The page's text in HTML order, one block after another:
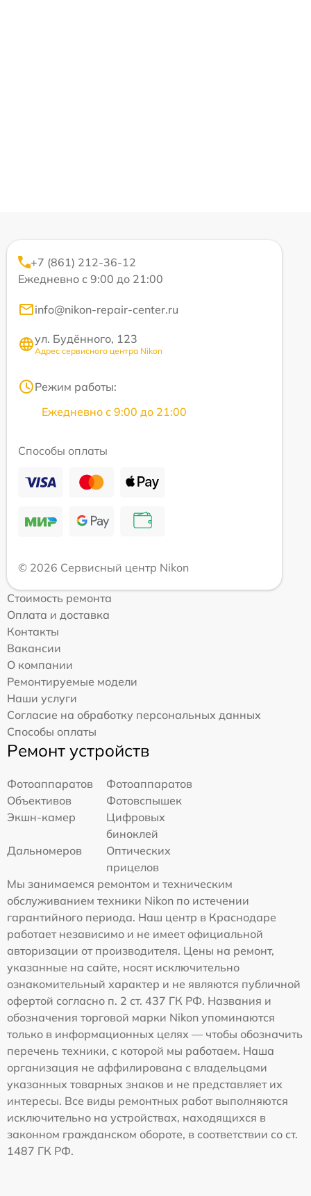
+7 (861) 212-36-12
Ежедневно с 9:00 до 21:00
info@nikon-repair-center.ru
ул. Будённого, 123
Адрес сервисного центра Nikon
Режим работы:
Ежедневно с 9:00 до 21:00
Способы оплаты
© 2026 Сервисный центр Nikon
Стоимость ремонта
Оплата и доставка
Контакты
Вакансии
О компании
Ремонтируемые модели
Наши услуги
Согласие на обработку персональных данных
Способы оплаты
Ремонт устройств
Фотоаппаратов
Фотоаппаратов
Объективов
Фотовспышек
Экшн-камер
Цифровых
биноклей
Дальномеров
Оптических
прицелов
Мы занимаемся ремонтом и техническим
обслуживанием техники Nikon по истечении
гарантийного периода. Наш центр в Краснодаре
работает независимо и не имеет официальной
авторизации от производителя. Цены на ремонт,
указанные на сайте, носят исключительно
ознакомительный характер и не являются публичной
офертой согласно п. 2 ст. 437 ГК РФ. Названия и
обозначения торговой марки Nikon упоминаются
только в информационных целях — чтобы обозначить
перечень техники, с которой мы работаем. Наша
организация не аффилирована с владельцами
указанных товарных знаков и не представляет их
интересы. Все виды ремонтных работ выполняются
исключительно на устройствах, находящихся в
законном гражданском обороте, в соответствии со ст.
1487 ГК РФ.